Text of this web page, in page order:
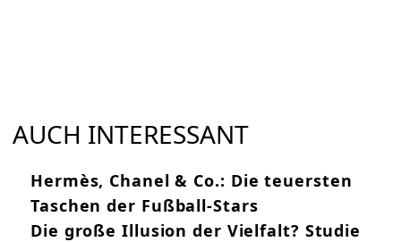
AUCH INTERESSANT
Hermès, Chanel & Co.: Die teuersten
Taschen der Fußball-Stars
Die große Illusion der Vielfalt? Studie